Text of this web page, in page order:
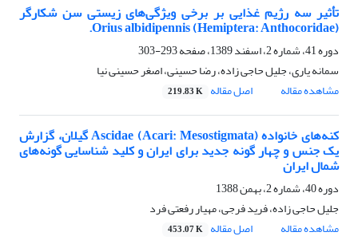
تأثیر سه رژیم غذایی بر برخی ویژگی‌های زیستی سن شکارگر
Orius albidipennis (Hemiptera: Anthocoridae).
دوره 41، شماره 2، اسفند 1389، صفحه
293-303
سمانه یاری، جلیل حاجی زاده، رضا حسینی، اصغر حسینی نیا
مشاهده مقاله
اصل مقاله 219.83 K
کنه‌های خانواده Ascidae (Acari: Mesostigmata) گیلان، گزارش
یک جنس و چهار گونه جدید برای ایران و کلید شناسایی گونه‌های
شمال ایران
دوره 40، شماره 2، بهمن 1388
جلیل حاجی زاده، فرید فرجی، مهیار رفعتی فرد
مشاهده مقاله
اصل مقاله 453.07 K